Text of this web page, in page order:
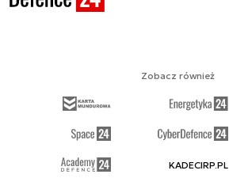
Zobacz również
KADECIRP.PL